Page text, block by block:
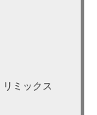
ミックス